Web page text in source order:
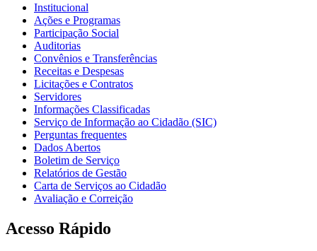
Institucional
Ações e Programas
Participação Social
Auditorias
Convênios e Transferências
Receitas e Despesas
Licitações e Contratos
Servidores
Informações Classificadas
Serviço de Informação ao Cidadão (SIC)
Perguntas frequentes
Dados Abertos
Boletim de Serviço
Relatórios de Gestão
Carta de Serviços ao Cidadão
Avaliação e Correição
Acesso Rápido